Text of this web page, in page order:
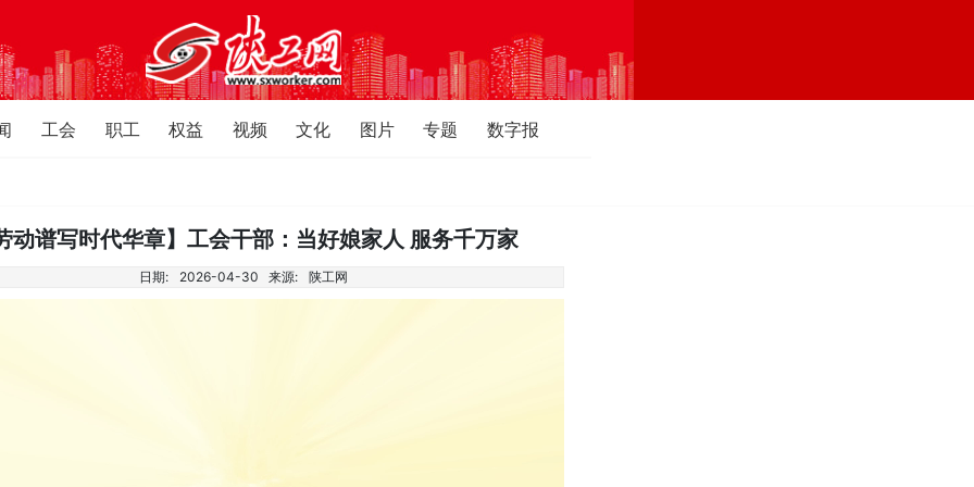
工会 职工 权益 视频 文化 图片 专题 数字报
动谱写时代华章】工会干部：当好娘家人 服务千万家
日期: 2026-04-30 来源: 陕工网